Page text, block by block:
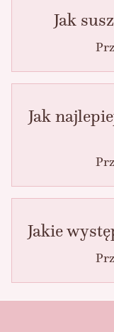
Jak
Jak
Jakie